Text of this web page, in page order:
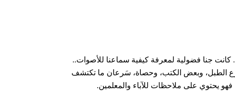
كانت جنا فضولية لمعرفة كيفية سماعنا للأصوات..
الطبل، وبعض الكتب، وحصاة، سَرعان ما تكتشف
فهو يحتوي على ملاحظات للآباء والمعلمين.